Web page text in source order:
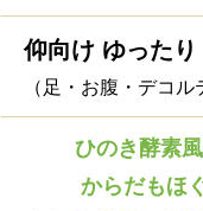
仰向け ゆったり
（足・お腹・デコル
ひのき酵素
からだもほ